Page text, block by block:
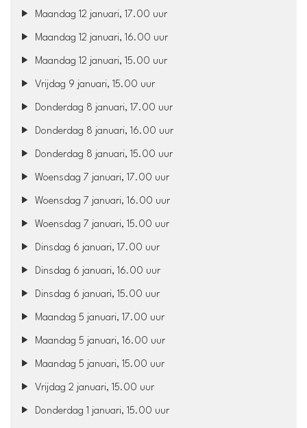
Maandag 12 januari, 17.00 uur
Maandag 12 januari, 16.00 uur
Maandag 12 januari, 15.00 uur
Vrijdag 9 januari, 15.00 uur
Donderdag 8 januari, 17.00 uur
Donderdag 8 januari, 16.00 uur
Donderdag 8 januari, 15.00 uur
Woensdag 7 januari, 17.00 uur
Woensdag 7 januari, 16.00 uur
Woensdag 7 januari, 15.00 uur
Dinsdag 6 januari, 17.00 uur
Dinsdag 6 januari, 16.00 uur
Dinsdag 6 januari, 15.00 uur
Maandag 5 januari, 17.00 uur
Maandag 5 januari, 16.00 uur
Maandag 5 januari, 15.00 uur
Vrijdag 2 januari, 15.00 uur
Donderdag 1 januari, 15.00 uur